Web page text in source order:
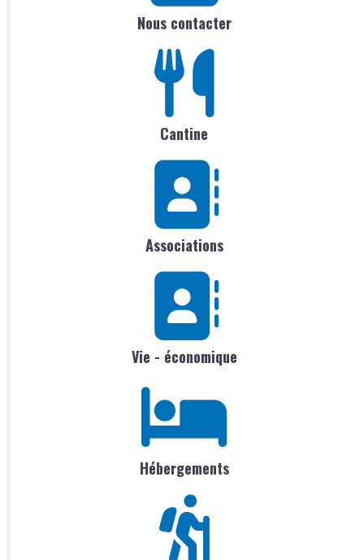
Nous contacter
Cantine
Associations
Vie - économique
Hébergements